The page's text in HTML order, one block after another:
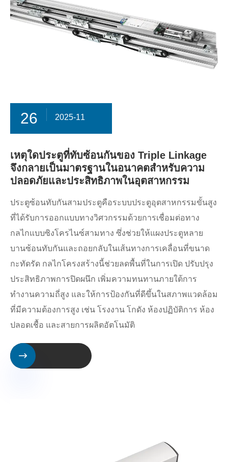
26 2025-11
เหตุใดประตูที่ทับซ้อนกันของ Triple Linkage
จึงกลายเป็นมาตรฐานในอนาคตสำหรับความ
ปลอดภัยและประสิทธิภาพในอุตสาหกรรม
ประตูซ้อนทับกันสามประตูคือระบบประตูอุตสาหกรรมขั้นสูง
ที่ได้รับการออกแบบทางวิศวกรรมด้วยการเชื่อมต่อทาง
กลไกแบบซิงโครไนซ์สามทาง ซึ่งช่วยให้แผงประตูหลาย
บานซ้อนทับกันและถอยกลับในเส้นทางการเคลื่อนที่ขนาด
กะทัดรัด กลไกโครงสร้างนี้ช่วยลดพื้นที่ในการเปิด ปรับปรุง
ประสิทธิภาพการปิดผนึก เพิ่มความทนทานภายใต้การ
ทำงานความถี่สูง และให้การป้องกันที่ดีขึ้นในสภาพแวดล้อม
ที่มีความต้องการสูง เช่น โรงงาน โกดัง ห้องปฏิบัติการ ห้อง
ปลอดเชื้อ และสายการผลิตอัตโนมัติ
